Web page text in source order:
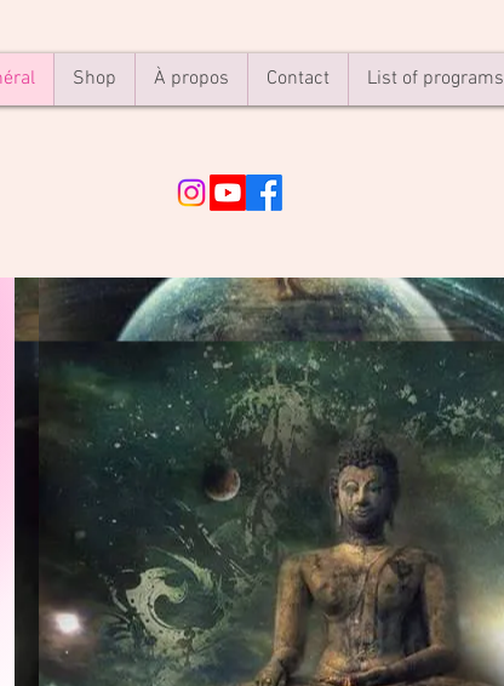
Shop À propos Contact List of programs